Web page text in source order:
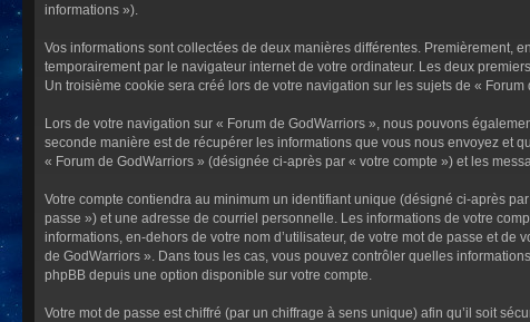
informations »).
Vos informations sont collectées de deux manières différentes. Premièrement,
temporairement par le navigateur internet de votre ordinateur. Les deux
Un troisième cookie sera créé lors de votre navigation sur les sujets de «
Lors de votre navigation sur « Forum de GodWarriors », nous pouvons
seconde manière est de récupérer les informations que vous nous envoyez et
« Forum de GodWarriors » (désignée ci-après par « votre compte ») et les
Votre compte contiendra au minimum un identifiant unique (désigné ci-après
passe ») et une adresse de courriel personnelle. Les informations de votre
informations, en-dehors de votre nom d’utilisateur, de votre mot de passe et
de GodWarriors ». Dans tous les cas, vous pouvez contrôler quelles
phpBB depuis une option disponible sur votre compte.
Votre mot de passe est chiffré (par un chiffrage à sens unique) afin qu’il soit